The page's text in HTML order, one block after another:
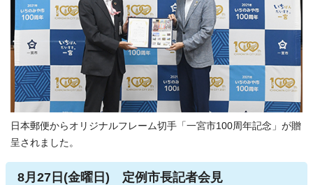
日本郵便からオリジナルフレーム切手「一宮市100周年記念」が贈
呈されました。
8月27日(金曜日) 定例市長記者会見